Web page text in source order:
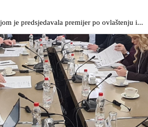
je predsjedavala premijer po ovlaštenju i...